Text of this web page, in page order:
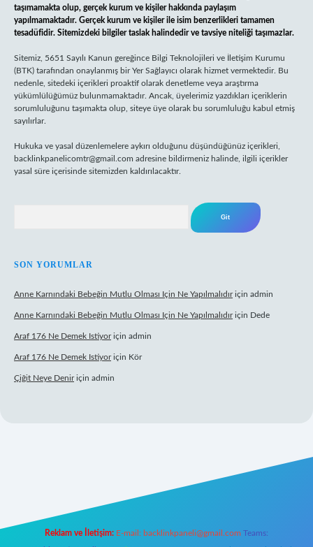
taşımamakta olup, gerçek kurum ve kişiler hakkında paylaşım
yapılmamaktadır. Gerçek kurum ve kişiler ile isim benzerlikleri tamamen
tesadüfidir. Sitemizdeki bilgiler taslak halindedir ve tavsiye niteliği taşımazlar.
Sitemiz, 5651 Sayılı Kanun gereğince Bilgi Teknolojileri ve İletişim Kurumu
(BTK) tarafından onaylanmış bir Yer Sağlayıcı olarak hizmet vermektedir. Bu
nedenle, sitedeki içerikleri proaktif olarak denetleme veya araştırma
yükümlülüğümüz bulunmamaktadır. Ancak, üyelerimiz yazdıkları içeriklerin
sorumluluğunu taşımakta olup, siteye üye olarak bu sorumluluğu kabul etmiş
sayılırlar.
Hukuka ve yasal düzenlemelere aykırı olduğunu düşündüğünüz içerikleri,
backlinkpanelicomtr@gmail.com adresine bildirmeniz halinde, ilgili içerikler
yasal süre içerisinde sitemizden kaldırılacaktır.
SON YORUMLAR
Anne Karnındaki Bebeğin Mutlu Olması Için Ne Yapılmalıdıriçin admin
Anne Karnındaki Bebeğin Mutlu Olması Için Ne Yapılmalıdıriçin Dede
Araf 176 Ne Demek Istiyoriçin admin
Araf 176 Ne Demek Istiyoriçin Kör
Çiğit Neye Deniriçin admin
Reklam ve İletişim: E-mail: backlinkpaneli@gmail.com Teams: